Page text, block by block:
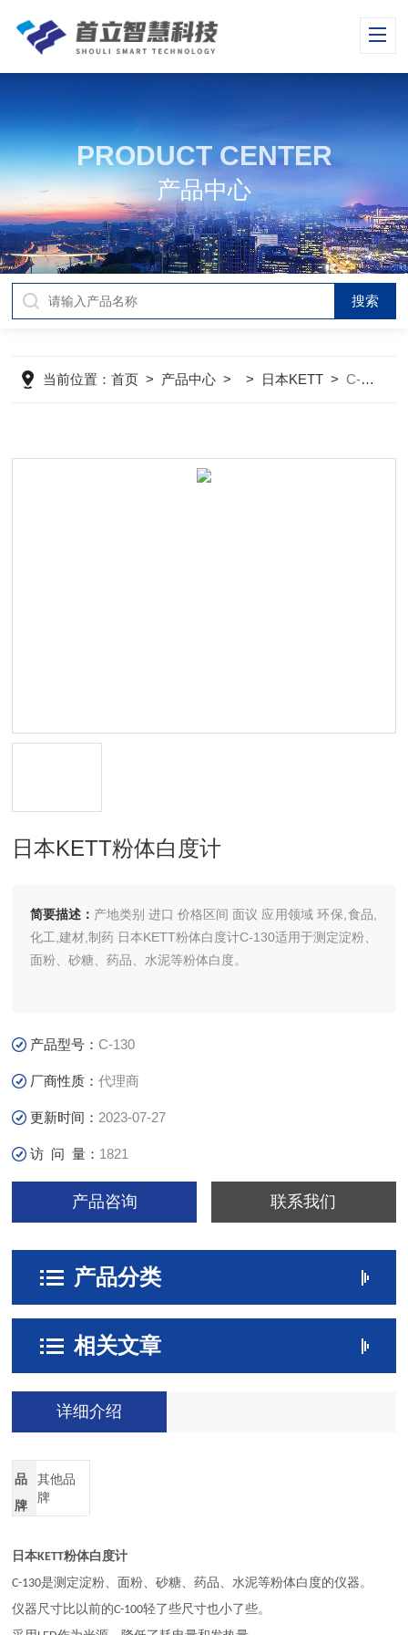
PRODUCT CENTER
产品中心
当前位置：首页 > 产品中心 > > 日本KETT >C-130日本KETT粉体白度计
日本KETT粉体白度计
简要描述： 产地类别 进口 价格区间 面议 应用领域 环保,食品,
化工,建材,制药 日本KETT粉体白度计C-130适用于测定淀粉、
面粉、砂糖、药品、水泥等粉体白度。
产品型号：C-130
厂商性质：代理商
更新时间： 2023-07-27
访 问 量： 1821
产品咨询 联系我们
产品分类
相关文章
详细介绍
品
牌
其他品
牌
日本KETT粉体白度计
C-130是测定淀粉、面粉、砂糖、药品、水泥等粉体白度的仪器。
仪器尺寸比以前的C-100轻了些尺寸也小了些。